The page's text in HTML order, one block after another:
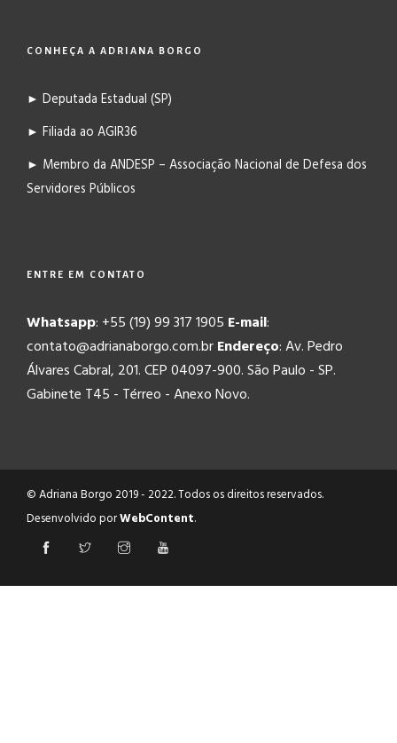
CONHEÇA A ADRIANA BORGO
► Deputada Estadual (SP)
► Filiada ao AGIR36
► Membro da ANDESP – Associação Nacional de Defesa dos
Servidores Públicos
ENTRE EM CONTATO
Whatsapp: +55 (19) 99 317 1905 E-mail:
contato@adrianaborgo.com.brEndereço: Av. Pedro
Álvares Cabral, 201. CEP 04097-900. São Paulo - SP.
Gabinete T45 - Térreo - Anexo Novo.
© Adriana Borgo 2019 - 2022. Todos os direitos reservados.
Desenvolvido porWebContent.